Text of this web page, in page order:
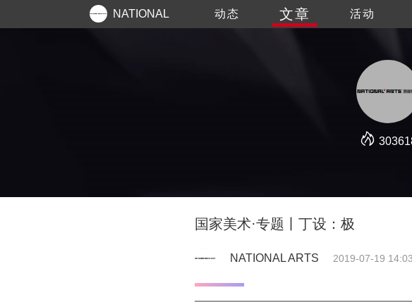
NATIONAL 动态 文章 活动
国家美术·专题丨丁设：极
NATIONAL ARTS 2019-07-19